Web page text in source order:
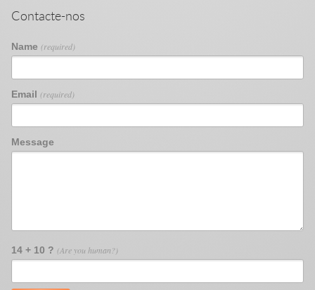
Contacte-nos
Name (required)
Email (required)
Message
14 + 10 ? (Are you human?)